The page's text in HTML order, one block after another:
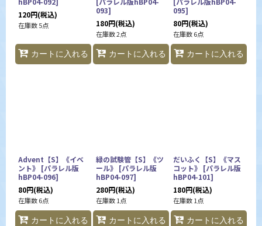
120円(税込)
在庫数 5点
カートに入れる
093]
180円(税込)
在庫数 2点
カートに入れる
095]
80円(税込)
在庫数 6点
カートに入れる
Advent【S】《イベ
ント》 [パラレル版
hBP04-096]
80円(税込)
在庫数 6点
カートに入れる
緑の試験管【S】《ツ
ール》 [パラレル版
hBP04-097]
280円(税込)
在庫数 1点
カートに入れる
だいふく【S】《マス
コット》 [パラレル版
hBP04-101]
180円(税込)
在庫数 1点
カートに入れる